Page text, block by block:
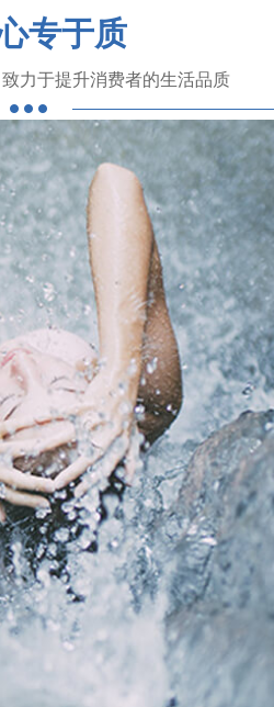
专于质
力于提升消费者的生活品质